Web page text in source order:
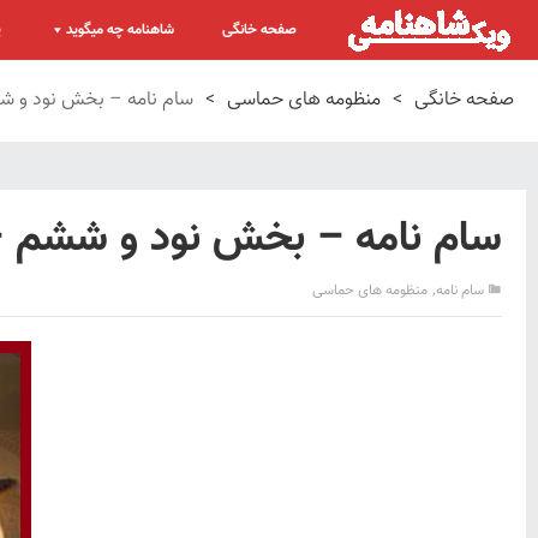
صفحه خانگی شاهنامه چه میگوید
صفحه خانگی > منظومه های حماسی > سام نامه – بخش نود و
سام نامه – بخش نود و ششم –
سام نامه, منظومه های حماسی